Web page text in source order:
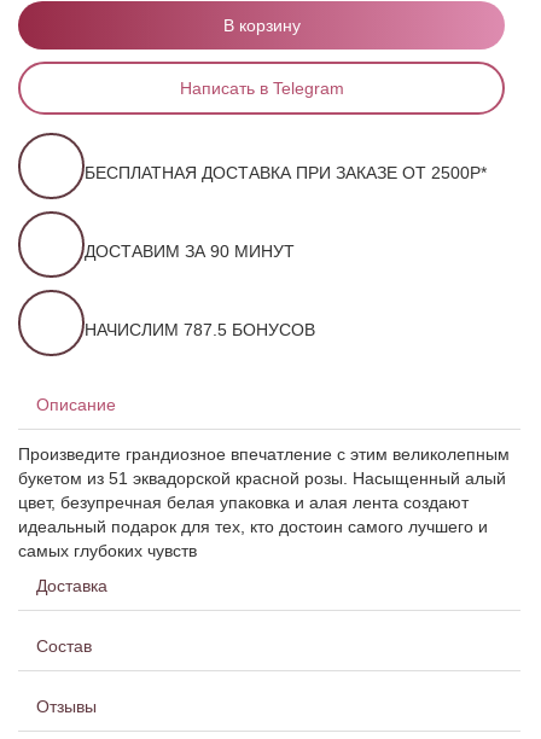
В корзину
Написать в Telegram
БЕСПЛАТНАЯ ДОСТАВКА ПРИ ЗАКАЗЕ ОТ 2500Р*
ДОСТАВИМ ЗА 90 МИНУТ
НАЧИСЛИМ 787.5 БОНУСОВ
Описание
Произведите грандиозное впечатление с этим великолепным
букетом из 51 эквадорской красной розы. Насыщенный алый
цвет, безупречная белая упаковка и алая лента создают
идеальный подарок для тех, кто достоин самого лучшего и
самых глубоких чувств
Доставка
Состав
Отзывы